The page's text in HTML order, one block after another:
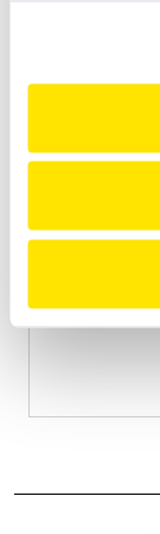
Odkryj
Zobacz
pomogą Ci
Dostęp